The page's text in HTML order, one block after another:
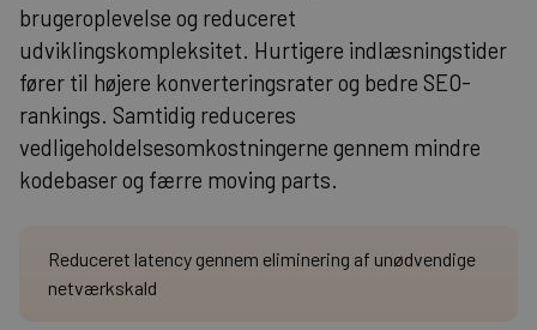
brugeroplevelse og reduceret
udviklingskompleksitet. Hurtigere indlæsningstider
fører til højere konverteringsrater og bedre SEO-
rankings. Samtidig reduceres
vedligeholdelsesomkostningerne gennem mindre
kodebaser og færre moving parts.
Reduceret latency gennem eliminering af unødvendige
netværkskald